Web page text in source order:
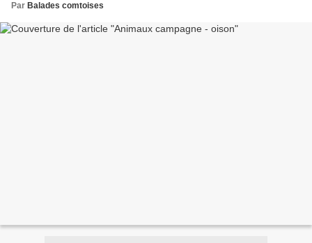
Par Balades comtoises